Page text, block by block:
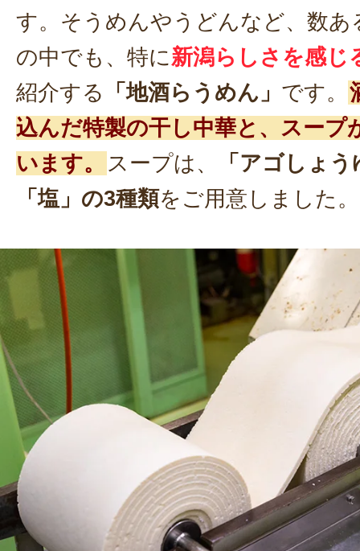
す。そうめんやうどんなど、数あ
の中でも、特に新潟らしさを感じ
紹介する
「地酒らうめん」 です。
込んだ特製の干し中華と、スープ
います。
スープは、
「アゴしょ
「塩」の3種類をご用意しました。